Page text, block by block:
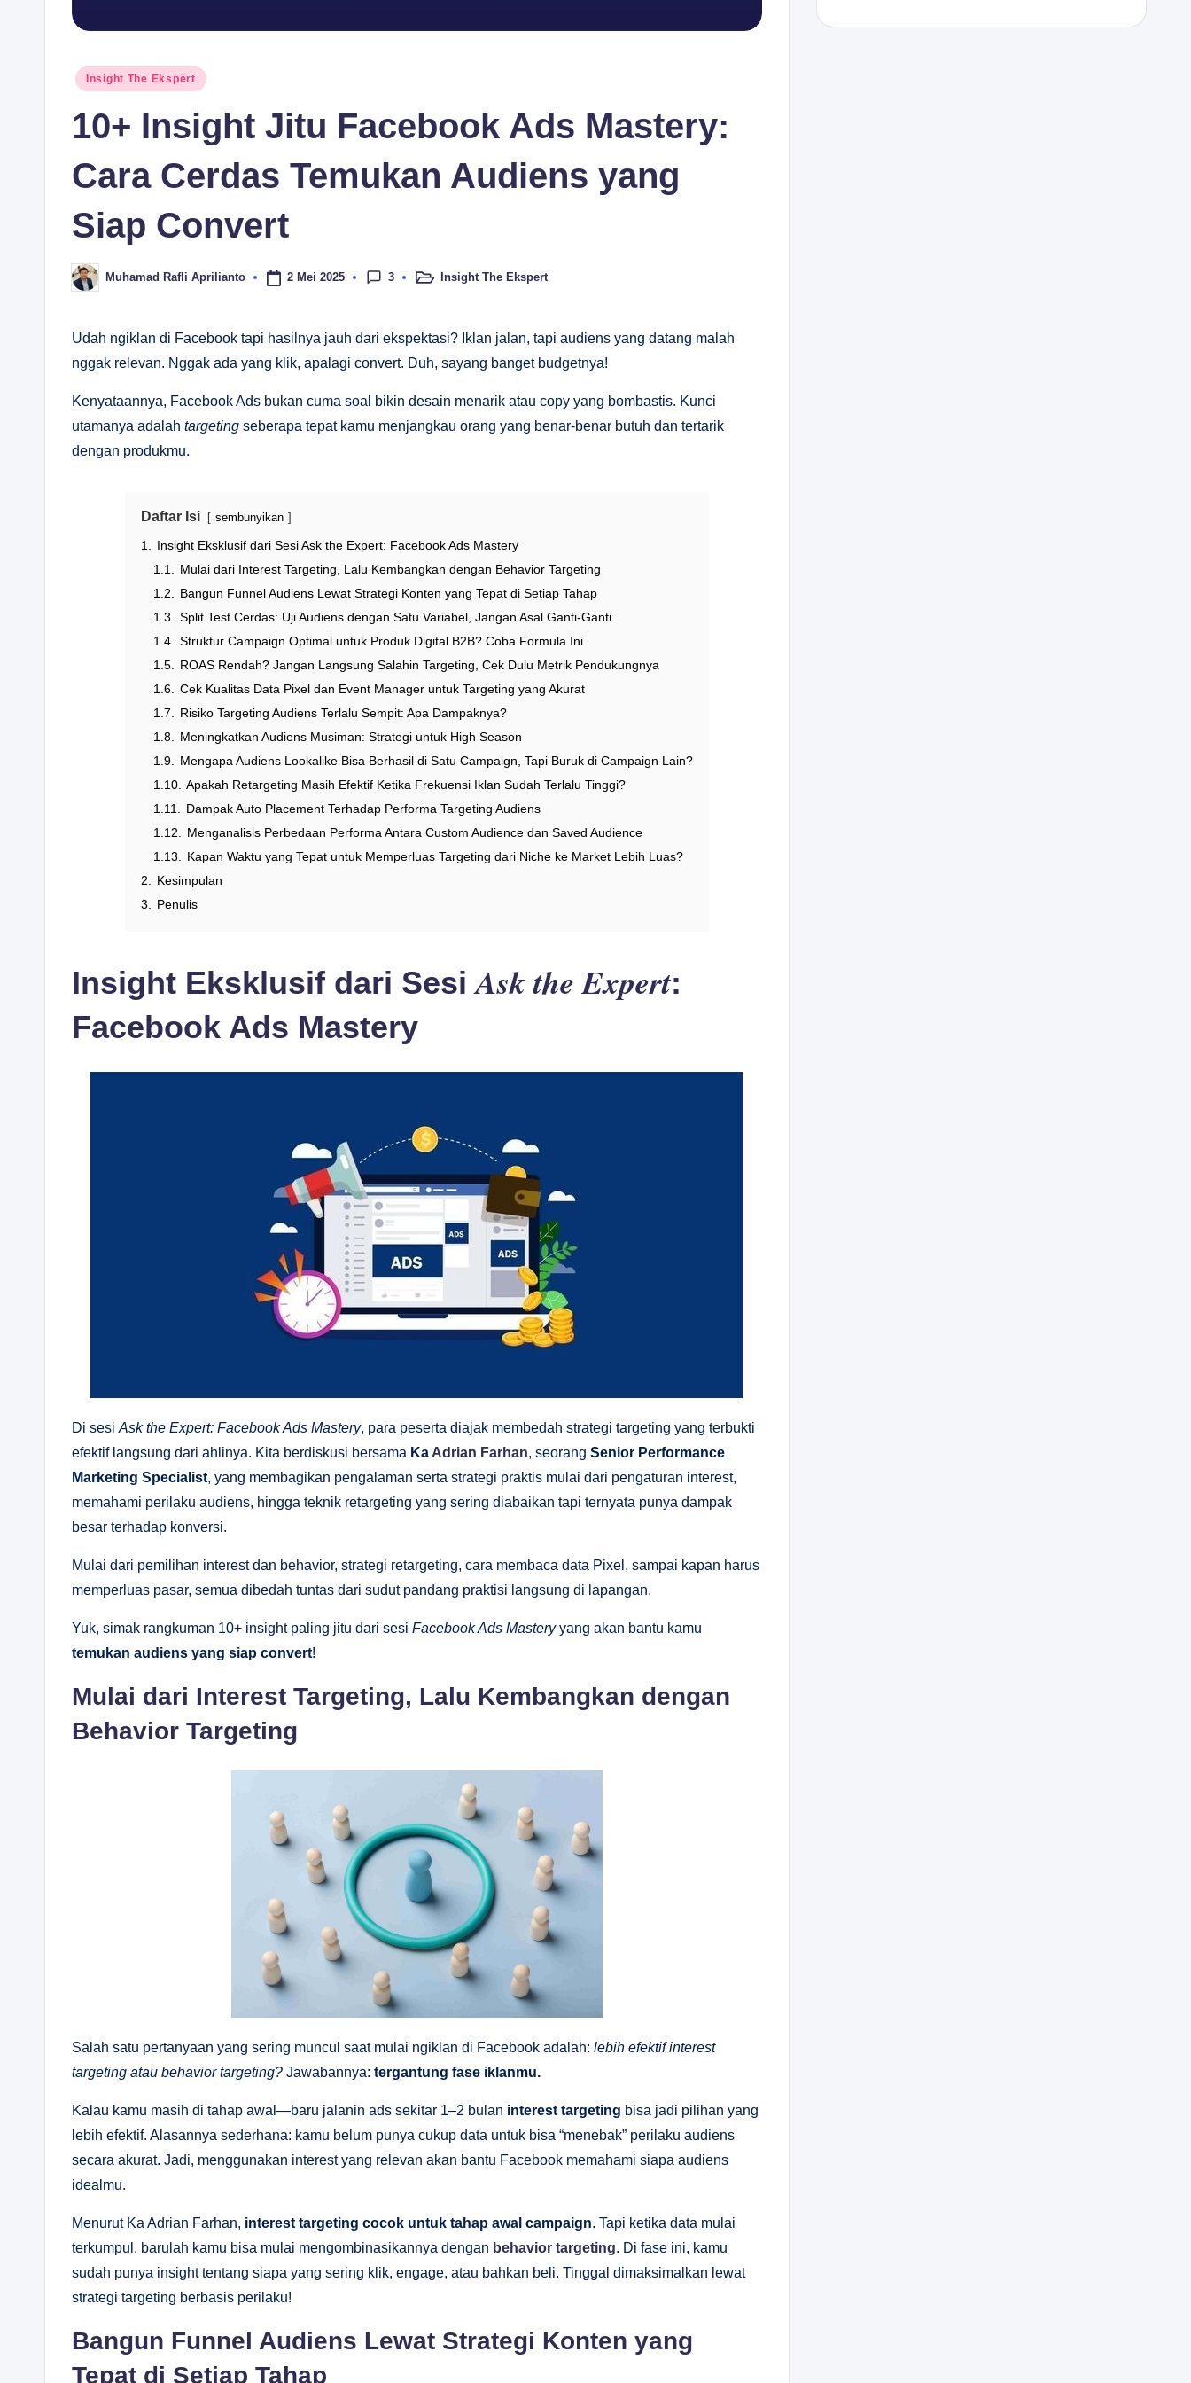
Posted
Insight The Ekspert
10+ Insight Jitu Facebook Ads Mastery:
Cara Cerdas Temukan Audiens yang
Siap Convert
Posted
by
Muhamad Rafli Aprilianto 2 Mei 2025 3
PostedInsight The Ekspert
Udah ngiklan di Facebook tapi hasilnya jauh dari ekspektasi? Iklan jalan, tapi audiens yang datang malah
nggak relevan. Nggak ada yang klik, apalagi convert. Duh, sayang banget budgetnya!
Kenyataannya, Facebook Ads bukan cuma soal bikin desain menarik atau copy yang bombastis. Kunci
utamanya adalah targeting seberapa tepat kamu menjangkau orang yang benar-benar butuh dan tertarik
dengan produkmu.
Daftar Isi sembunyikan
1.
Insight Eksklusif dari Sesi Ask the Expert: Facebook Ads Mastery
1.1.
Mulai dari Interest Targeting, Lalu Kembangkan dengan Behavior Targeting
1.2.
Bangun Funnel Audiens Lewat Strategi Konten yang Tepat di Setiap Tahap
1.3.
Split Test Cerdas: Uji Audiens dengan Satu Variabel, Jangan Asal Ganti-Ganti
1.4.
Struktur Campaign Optimal untuk Produk Digital B2B? Coba Formula Ini
1.5.
ROAS Rendah? Jangan Langsung Salahin Targeting, Cek Dulu Metrik Pendukungnya
1.6.
Cek Kualitas Data Pixel dan Event Manager untuk Targeting yang Akurat
1.7.
Risiko Targeting Audiens Terlalu Sempit: Apa Dampaknya?
1.8.
Meningkatkan Audiens Musiman: Strategi untuk High Season
1.9.
Mengapa Audiens Lookalike Bisa Berhasil di Satu Campaign, Tapi Buruk di Campaign Lain?
1.10. Apakah Retargeting Masih Efektif Ketika Frekuensi Iklan Sudah Terlalu Tinggi?
1.11.
Dampak Auto Placement Terhadap Performa Targeting Audiens
1.12.
Menganalisis Perbedaan Performa Antara Custom Audience dan Saved Audience
1.13.
Kapan Waktu yang Tepat untuk Memperluas Targeting dari Niche ke Market Lebih Luas?
2.
Kesimpulan
3.
Penulis
Insight Eksklusif dari SesiAsk the Expert:
Facebook Ads Mastery
Di sesi Ask the Expert: Facebook Ads Mastery, para peserta diajak membedah strategi targeting yang terbukti
efektif langsung dari ahlinya. Kita berdiskusi bersama Ka Adrian Farhan, seorang Senior Performance
Marketing Specialist, yang membagikan pengalaman serta strategi praktis mulai dari pengaturan interest,
memahami perilaku audiens, hingga teknik retargeting yang sering diabaikan tapi ternyata punya dampak
besar terhadap konversi.
Mulai dari pemilihan interest dan behavior, strategi retargeting, cara membaca data Pixel, sampai kapan harus
memperluas pasar, semua dibedah tuntas dari sudut pandang praktisi langsung di lapangan.
Yuk, simak rangkuman 10+ insight paling jitu dari sesi Facebook Ads Masteryyang akan bantu kamu
temukan audiens yang siap convert!
Mulai dari Interest Targeting, Lalu Kembangkan dengan
Behavior Targeting
Salah satu pertanyaan yang sering muncul saat mulai ngiklan di Facebook adalah: lebih efektif interest
targeting atau behavior targeting? Jawabannya: tergantung fase iklanmu.
Kalau kamu masih di tahap awal—baru jalanin ads sekitar 1–2 bulan interest targeting bisa jadi pilihan yang
lebih efektif. Alasannya sederhana: kamu belum punya cukup data untuk bisa “menebak” perilaku audiens
secara akurat. Jadi, menggunakan interest yang relevan akan bantu Facebook memahami siapa audiens
idealmu.
Menurut Ka Adrian Farhan, interest targeting cocok untuk tahap awal campaign. Tapi ketika data mulai
terkumpul, barulah kamu bisa mulai mengombinasikannya dengan behavior targeting. Di fase ini, kamu
sudah punya insight tentang siapa yang sering klik, engage, atau bahkan beli. Tinggal dimaksimalkan lewat
strategi targeting berbasis perilaku!
Bangun Funnel Audiens Lewat Strategi Konten yang
Tepat di Setiap Tahap